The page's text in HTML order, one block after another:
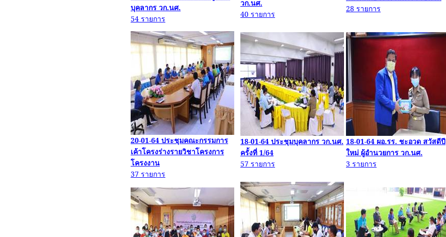
บุคลากร วก.นศ.
54 รายการ
วก.นศ.
40 รายการ
28 รายการ
20-01-64 ประชุมคณะกรรมการ
เค้าโครงร่างรายวิชาโครงการ
โครงงาน
37 รายการ
18-01-64 ประชุมบุคลากร วก.นศ.
ครั้งที่ 1/64
57 รายการ
18-01-64 ผอ.รร. ชะอวด สวัสดีปี
ใหม่ ผู้อำนวยการ วก.นศ.
3 รายการ